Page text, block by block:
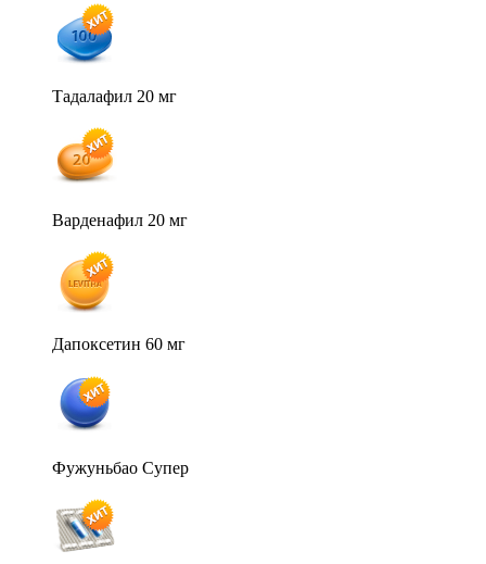
Тадалафил 20 мг
Варденафил 20 мг
Дапоксетин 60 мг
Фужуньбао Супер